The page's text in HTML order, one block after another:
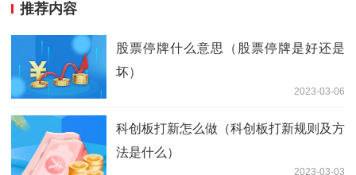
推荐内容
股票停牌什么意思（股票停牌是好还是
坏）
2023-03-06
科创板打新怎么做（科创板打新规则及方
法是什么）
2023-03-03